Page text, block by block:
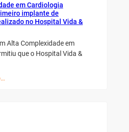
em Cardiologia
implante de
no Hospital Vida &
Alta Complexidade em
que o Hospital Vida &